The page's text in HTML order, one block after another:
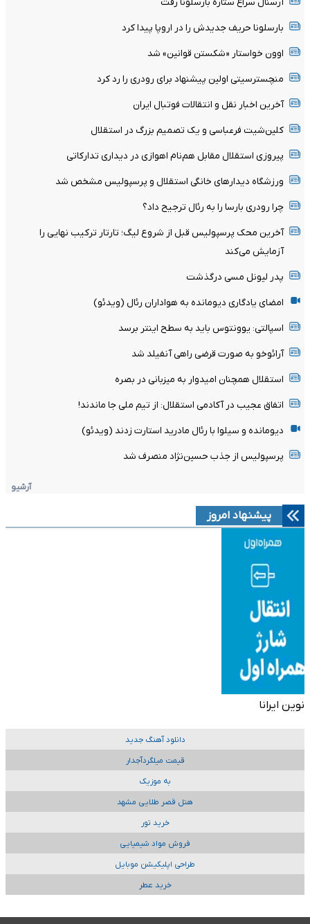
آرسنال سراغ ستاره بارسلونا رفت
بارسلونا حریف جدیدش را در اروپا پیدا کرد
اوون خواستار «شکستن قوانین» شد
منچسترسیتی اولین پیشنهاد برای رودری را رد کرد
آخرین اخبار نقل و انتقالات فوتبال ایران
کلین‌شیت فرعباسی و یک تصمیم بزرگ در استقلال
پیروزی استقلال مقابل هم‌نام اهوازی در دیداری تدارکاتی
ورزشگاه دیدارهای خانگی استقلال و پرسپولیس مشخص شد
چرا رودری بارسا را به رئال ترجیح داد؟
آخرین محک پرسپولیس قبل از شروع لیگ؛ تارتار ترکیب نهایی را
آزمایش می‌کند
پدر لیونل مسی درگذشت
امضای یادگاری دیومانده به هواداران رئال (ویدئو)
اسپالتی: یوونتوس باید به سطح اینتر برسد
آرائوخو به صورت قرضی راهی آنفیلد شد
استقلال همچنان امیدوار به میزبانی در بصره
اتفاق عجیب در آکادمی استقلال: از تیم ملی جا ماندند!
دیومانده و سیلوا با رئال مادرید استارت زدند (ویدئو)
پرسپولیس از جذب حسین‌نژاد منصرف شد
آرشیو
پیشنهاد امروز
نوین ایرانا
دانلود آهنگ جدید
قیمت میلگردآجدار
به موزیک
هتل قصر طلایی مشهد
خرید تور
فروش مواد شیمیایی
طراحی اپلیکیشن موبایل
خرید عطر